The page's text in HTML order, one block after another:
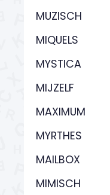
MUZISCH
MIQUELS
MYSTICA
MIJZELF
MAXIMUM
MYRTHES
MAILBOX
MIMISCH